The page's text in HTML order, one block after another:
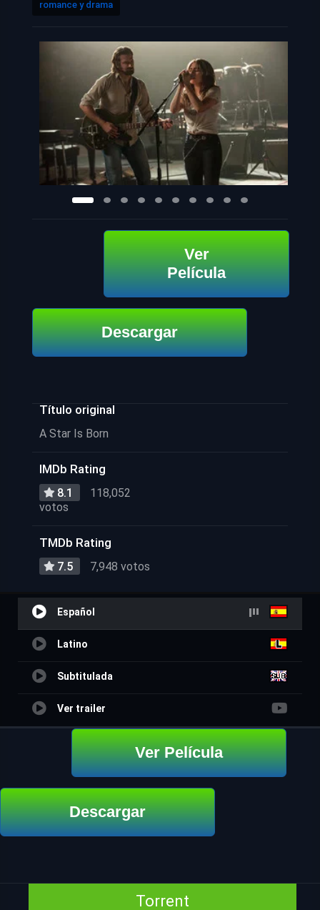
romance y drama
Ver
Película
Descargar
Título original
A Star Is Born
IMDb Rating
8.1
118,052
votos
TMDb Rating
7.5 7,948 votos
Español
Latino
Subtitulada
Ver trailer
Ver Película
Descargar
Torrent